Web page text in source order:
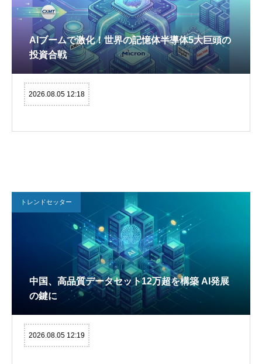
AIブームで激化！世界の記憶体半導体5大巨頭の
投資合戦
2026.08.05 12:18
トレンドセッター
中国、高品質データセット12万超を構築 AI発展
の鍵に
2026.08.05 12:19